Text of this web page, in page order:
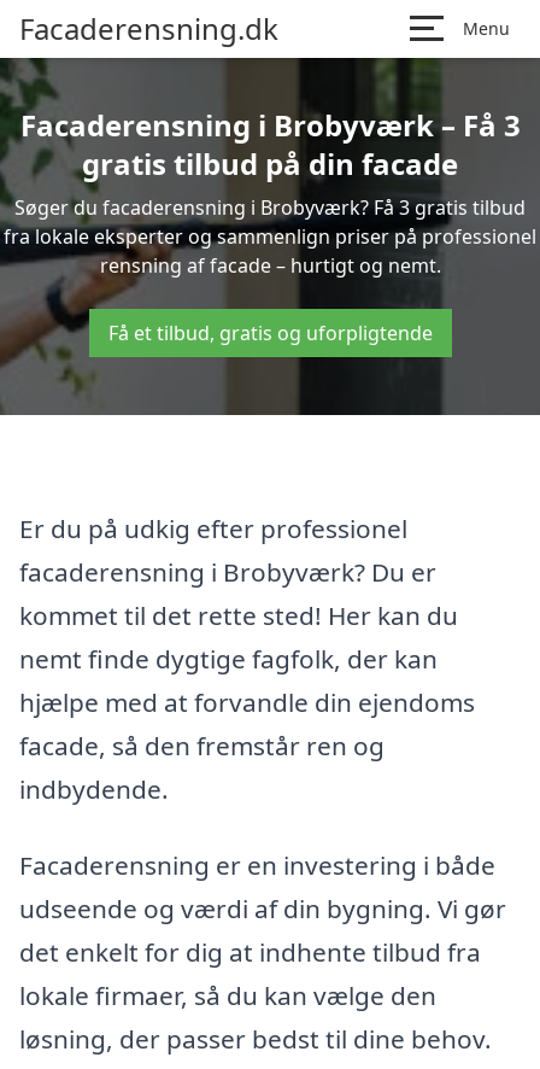
Facaderensning.dk Menu
Facaderensning i Brobyværk – Få 3
gratis tilbud på din facade
Søger du facaderensning i Brobyværk? Få 3 gratis tilbud
fra lokale eksperter og sammenlign priser på professionel
rensning af facade – hurtigt og nemt.
Få et tilbud, gratis og uforpligtende
Er du på udkig efter professionel
facaderensning i Brobyværk? Du er
kommet til det rette sted! Her kan du
nemt finde dygtige fagfolk, der kan
hjælpe med at forvandle din ejendoms
facade, så den fremstår ren og
indbydende.
Facaderensning er en investering i både
udseende og værdi af din bygning. Vi gør
det enkelt for dig at indhente tilbud fra
lokale firmaer, så du kan vælge den
løsning, der passer bedst til dine behov.